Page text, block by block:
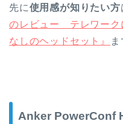
先に使用感が知りたい方
のレビュー テレワーク
なしのヘッドセット』
Anker PowerConf